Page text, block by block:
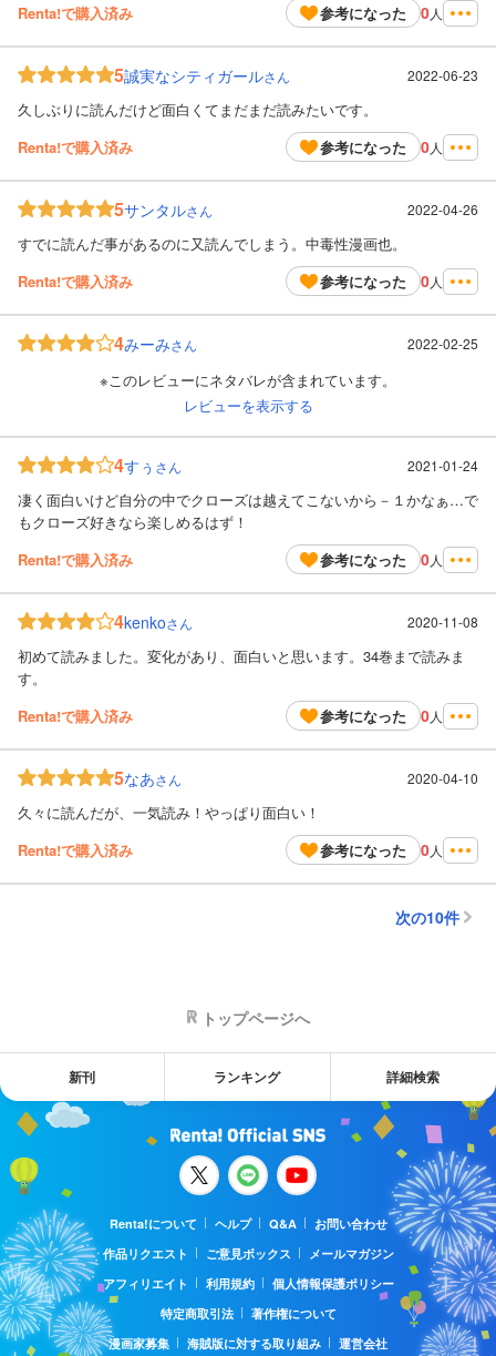
Renta!で購入済み
参考になった 0人
5誠実なシティガールさん 2022-06-23
久しぶりに読んだけど面白くてまだまだ読みたいです。
Renta!で購入済み
参考になった 0人
5サンタルさん 2022-04-26
すでに読んだ事があるのに又読んでしまう。中毒性漫画也。
Renta!で購入済み
参考になった 0人
4みーみさん 2022-02-25
※このレビューにネタバレが含まれています。
レビューを表示する
4すぅ さん 2021-01-24
凄く面白いけど自分の中でクローズは越えてこないから－１かなぁ…で
もクローズ好きなら楽しめるはず！
Renta!で購入済み
参考になった 0人
4kenkoさん 2020-11-08
初めて読みました。変化があり、面白いと思います。34巻まで読みま
す。
Renta!で購入済み
参考になった 0人
5なあさん 2020-04-10
久々に読んだが、一気読み！やっぱり面白い！
Renta!で購入済み
参考になった 0人
次の10件
トップページへ
新刊 ランキング 詳細検索
Renta!について ヘルプ Q&A
お問い合わせ
作品リクエスト
ご意見ボックス
メールマガジン
アフィリエイト
利用規約
個人情報保護ポリシー
特定商取引法
著作権について
漫画家募集
海賊版に対する取り組み 運営会社